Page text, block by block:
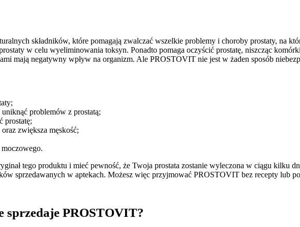
składników, które pomagają zwalczać wszelkie problemy i choroby prostaty, na
w celu wyeliminowania toksyn. Ponadto pomaga oczyścić prostatę, niszcząc
mają negatywny wpływ na organizm. Ale PROSTOVIT nie jest w żaden sposób
problemów z prostatą;
prostatę;
zwiększa męskość;
moczowego.
tego produktu i mieć pewność, że Twoja prostata zostanie wyleczona w ciągu kilku
sprzedawanych w aptekach. Możesz więc przyjmować PROSTOVIT bez recepty lub
sprzedaje PROSTOVIT?